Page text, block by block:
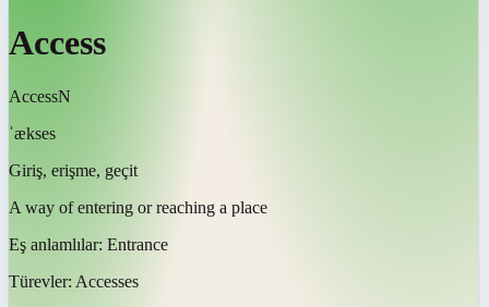
Access
AccessN
ˈækses
Giriş, erişme, geçit
A way of entering or reaching a place
Eş anlamlılar: Entrance
Türevler: Accesses